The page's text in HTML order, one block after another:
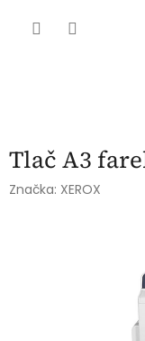
Tlač A3
Značka: XEROX